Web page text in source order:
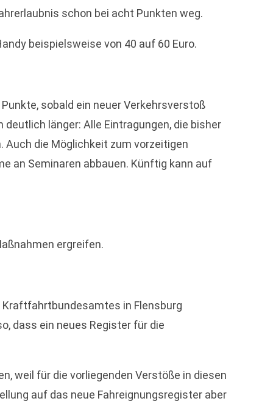
schon bei acht Punkten weg.
beispielsweise von 40 auf 60 Euro.
sobald ein neuer Verkehrsverstoß
länger: Alle Eintragungen, die bisher
die Möglichkeit zum vorzeitigen
an Seminaren abbauen. Künftig kann auf
ergreifen.
in Flensburg
dass ein neues Register für die
weil für die vorliegenden Verstöße in diesen
auf das neue Fahreignungsregister aber